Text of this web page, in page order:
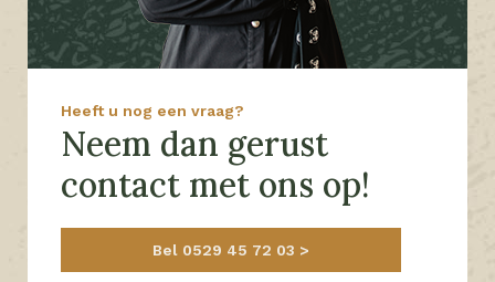
Heeft u nog een vraag?
Neem dan gerust
contact met ons op!
Bel 0529 45 72 03